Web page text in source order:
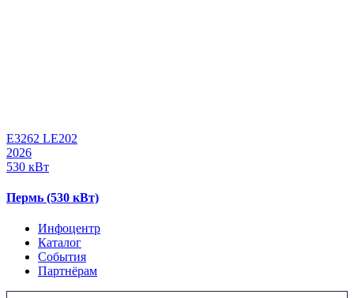
E3262 LE202
2026
530 кВт
Пермь (530 кВт)
Инфоцентр
Каталог
События
Партнёрам